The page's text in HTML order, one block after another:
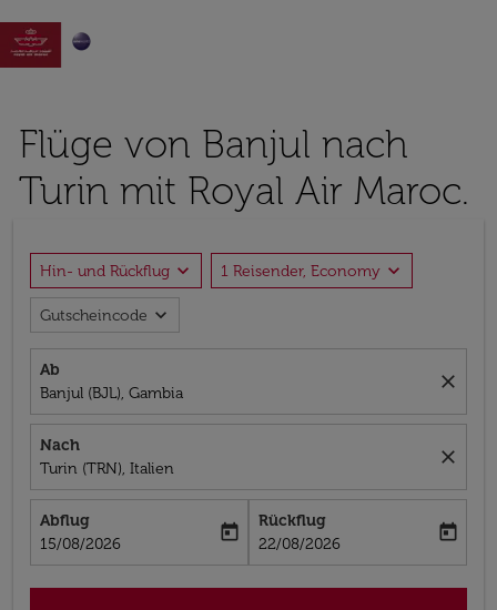

Flüge von Banjul nach
Turin mit Royal Air Maroc.
Hin- und Rückflug expand_more 1 Reisender, Economy expand_more
Gutscheincode expand_more
Ab
Banjul (BJL), Gambia
close
Nach
Turin (TRN), Italien
close
Abflug
fc-booking-departure-date-aria-label
15/08/2026
today
Rückflug
fc-booking-return-date-aria-label
22/08/2026
today